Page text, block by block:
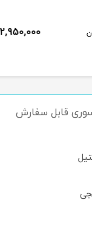
قابل سفارش